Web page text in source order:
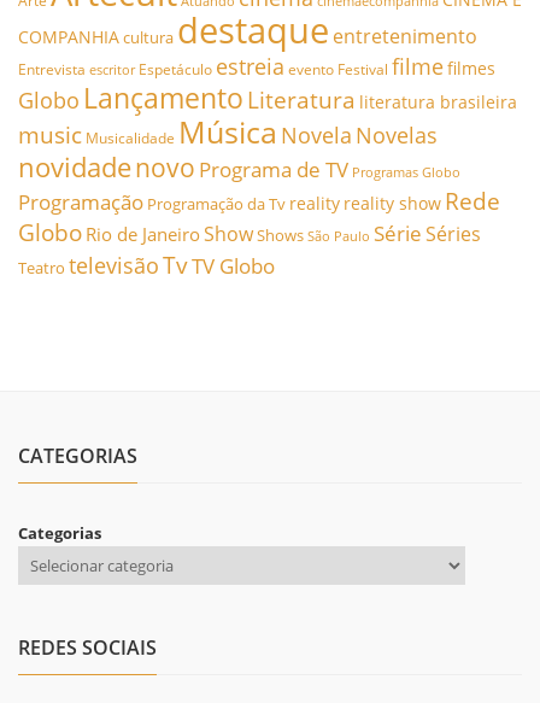
COMPANHIAcultura destaque entretenimento
Entrevista escritor Espetáculo estreia evento Festival filmefilmes
Globo Lançamento Literatura literatura brasileira
music Musicalidade Música Novela Novelas
novidadenovo Programa de TV Programas Globo
Programação Programação da Tv reality reality show Rede
Globo Rio de JaneiroShowShows São Paulo SérieSéries
Teatro televisãoTvTV Globo
CATEGORIAS
Categorias
REDES SOCIAIS